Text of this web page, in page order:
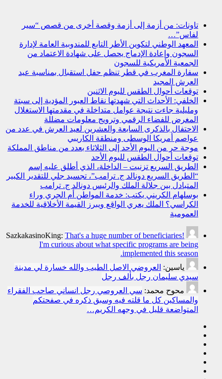
تاونات: من أزمة إلى أزمة وقصة أخرى من قصص “سير
لفاس”…
المعهد الوطني لتكوين الأطر التابع للمندوبية العامة لإدارة
السجون وإعادة الإدماج يحصل على شهادة الاعتماد من
الجمعية الأمريكية للسجون
سفارة المغرب في قطر تنظم حفل استقبال بمناسبة عيد
العرش المجيد
توقعات أحوال الطقس لليوم الاثنين
الخلفي: الأحداث التي شهدتها نقاط العبور المؤدية إلى سبتة
ومليلية جاءت نتيجة عوامل متداخلة في مقدمتها الاستغلال
المغرض للفضاء الرقمي وترويج معلومات مضللة
الاحتفال بالذكرى السابعة والعشرين لعيد العرش في عدد من
عواصم أمريكا الوسطى ومنطقة الكاريبي
موجة حر من اليوم الأحد إلى الثلاثاء بعدد من مناطق المملكة
توقعات أحوال الطقس لليوم الأحد
الطريق السريع تزنيت – الداخلة، الذي أطلق عليه إسم
“الطريق السريع دونالد ج. ترامب”، تجسيد جلي للتقدير الكبير
المتبادل بين جلالة الملك والرئيس دونالد ج. ترامب
بوسلهام الكريني يكتب: خدمة المواطن أم الجري وراء
الكراسي؟ الملك يعري الواقع ويبرز القيمة الأخلاقية للخدمة
العمومية
SazkakasinoKing: That's a huge number of beneficiaries!
I'm curious about what specific programs are being
implemented this season.
ياسين: العروضي الاصل الطيب والله خسارة لي مدينة
سيدي سليمان رجل بألف رجل
محوح محمد: سي العروصي رجل انساني صاحب الفقراء
والمساكين كل ما قلته فيه وسبق ذكره في صفحتكم
المتواضعة قليل في وجهه الكريم…